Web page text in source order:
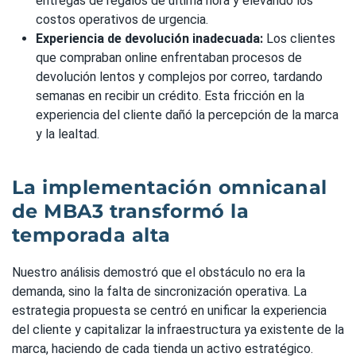
costos operativos de urgencia.
Experiencia de devolución inadecuada: Los clientes
que compraban online enfrentaban procesos de
devolución lentos y complejos por correo, tardando
semanas en recibir un crédito. Esta fricción en la
experiencia del cliente dañó la percepción de la marca
y la lealtad.
La implementación omnicanal
de MBA3 transformó la
temporada alta
Nuestro análisis demostró que el obstáculo no era la
demanda, sino la falta de sincronización operativa. La
estrategia propuesta se centró en unificar la experiencia
del cliente y capitalizar la infraestructura ya existente de la
marca, haciendo de cada tienda un activo estratégico.